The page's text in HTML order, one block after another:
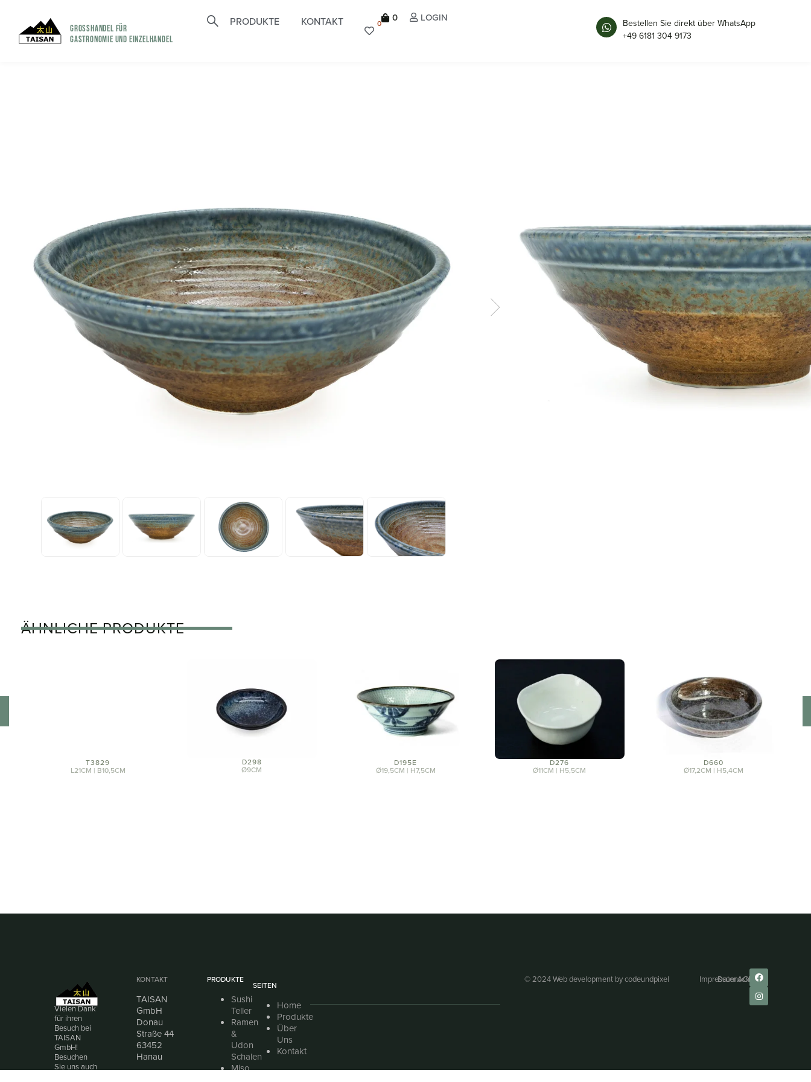
GROSSHANDEL FÜR
GASTRONOMIE UND EINZELHANDEL
PRODUKTE KONTAKT 0 0 LOGIN
Bestellen Sie direkt über WhatsApp
+49 6181 304 9173
Größe Ø24cm, H8, 5cm
Material Keramik | Porzellan
Hersteller Japan
In den Warenkorb
Produktinformation
ÄHNLICHE PRODUKTE
D298
Ø9CM
D195E
Ø19,5CM | H7,5CM
D276
Ø11CM | H5,5CM
D660
Ø17,2CM | H5,4CM
Vielen Dank
für ihren
Besuch bei
TAISAN
GmbH!
Besuchen
Sie uns auch
KONTAKT
TAISAN
GmbH
Donau
Straße 44
63452
Hanau
PRODUKTE
Sushi
Teller
Ramen
&
Udon
Schalen
Miso
SEITEN
Home
Produkte
Über
Uns
Kontakt
© 2024 Web development bycodeundpixel ImpressumDatenschutz
AGB